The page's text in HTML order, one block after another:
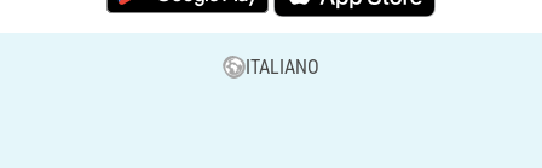
ITALIANO